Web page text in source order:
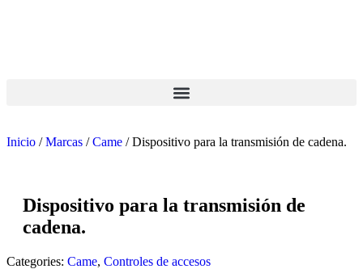
Inicio /Marcas /Came / Dispositivo para la transmisión de cadena.
Dispositivo para la transmisión de
cadena.
Categories: Came, Controles de accesos